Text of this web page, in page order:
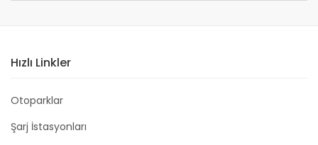
Hızlı Linkler
Otoparklar
Şarj İstasyonları